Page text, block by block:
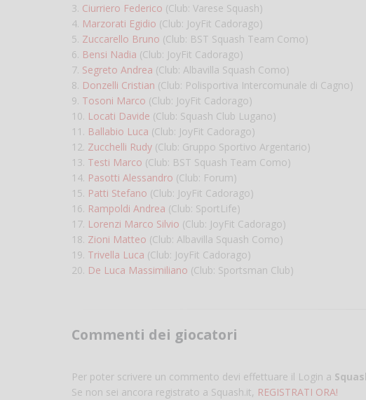
3. Ciurriero Federico (Club: Varese Squash)
4. Marzorati Egidio (Club: JoyFit Cadorago)
5. Zuccarello Bruno (Club: BST Squash Team Como)
6. Bensi Nadia (Club: JoyFit Cadorago)
7. Segreto Andrea (Club: Albavilla Squash Como)
8. Donzelli Cristian (Club: Polisportiva Intercomunale di Cagno)
9. Tosoni Marco (Club: JoyFit Cadorago)
10. Locati Davide (Club: Squash Club Lugano)
11. Ballabio Luca (Club: JoyFit Cadorago)
12. Zucchelli Rudy (Club: Gruppo Sportivo Argentario)
13. Testi Marco (Club: BST Squash Team Como)
14. Pasotti Alessandro (Club: Forum)
15. Patti Stefano (Club: JoyFit Cadorago)
16. Rampoldi Andrea (Club: SportLife)
17. Lorenzi Marco Silvio (Club: JoyFit Cadorago)
18. Zioni Matteo (Club: Albavilla Squash Como)
19. Trivella Luca (Club: JoyFit Cadorago)
20. De Luca Massimiliano (Club: Sportsman Club)
Commenti dei giocatori
Per poter scrivere un commento devi effettuare il Login a
Se non sei ancora registrato a Squash.it, REGISTRATI ORA!